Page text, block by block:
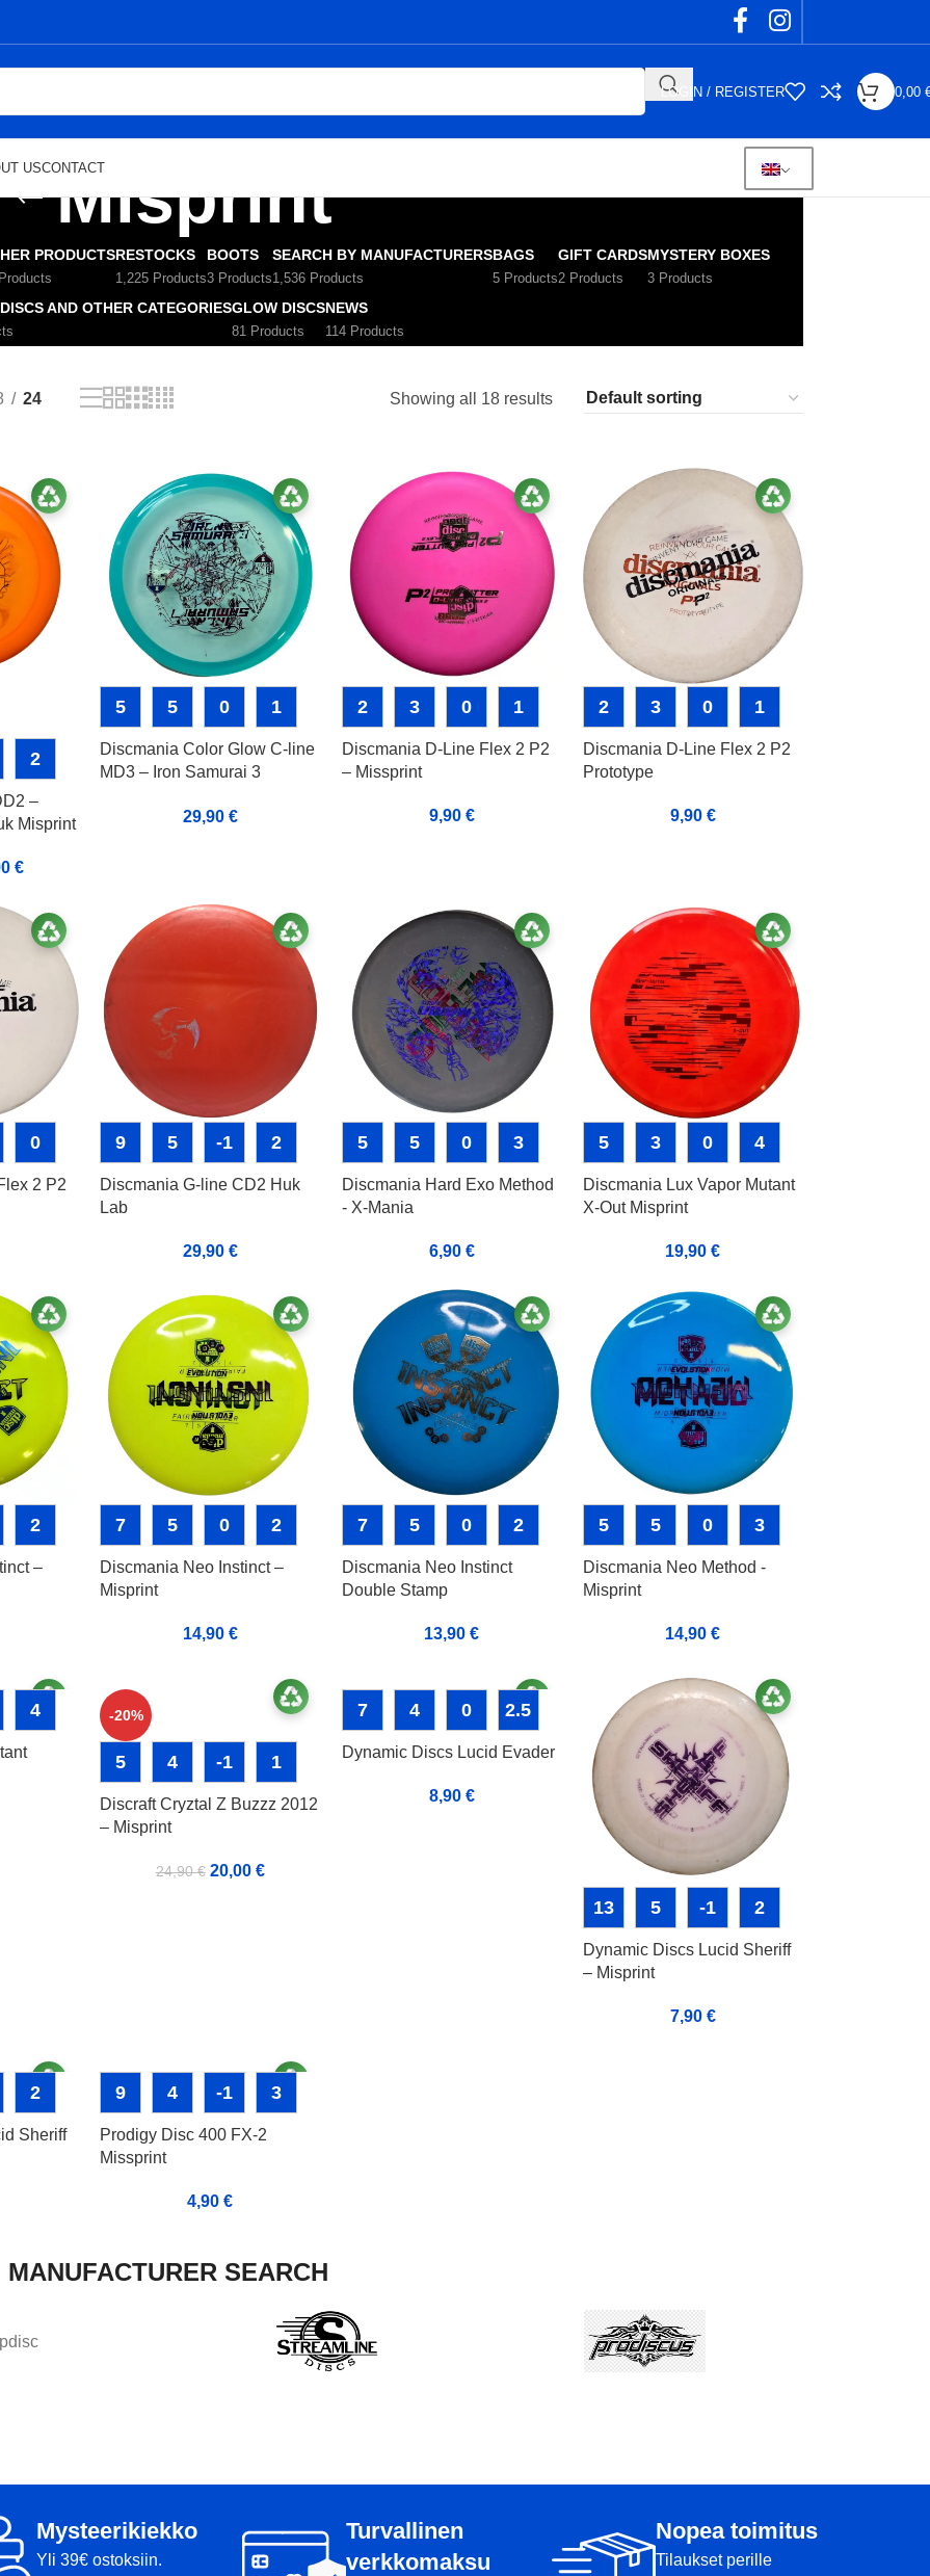
LOGIN / REGISTER 0,00
USCONTACT
Misprint
PRODUCTSRESTOCKS
1,225 Products
BOOTS
3 Products
SEARCH BY MANUFACTURERS
1,536 Products
BAGS
5 Products
GIFT CARDS
2 Products
MYSTERY BOXES
3 Products
AND OTHER CATEGORIESGLOW DISCS
81 Products
NEWS
114 Products
24 Showing all 18 results
2
–
Misprint
€
5 5 0 1
Discmania Color Glow C-line
MD3 – Iron Samurai 3
29,90 €
2 3 0 1
Discmania D-Line Flex 2 P2
– Missprint
9,90 €
2 3 0 1
Discmania D-Line Flex 2 P2
Prototype
9,90 €
0
2 P2
9 5 -1 2
Discmania G-line CD2 Huk
Lab
29,90 €
5 5 0 3
Discmania Hard Exo Method
- X-Mania
6,90 €
5 3 0 4
Discmania Lux Vapor Mutant
X-Out Misprint
19,90€
2
–
7 5 0 2
Discmania Neo Instinct –
Misprint
14,90 €
7 5 0 2
Discmania Neo Instinct
Double Stamp
13,90€
5 5 0 3
Discmania Neo Method -
Misprint
14,90€
4 -20%
5 4 -1 1
Discraft Cryztal Z Buzzz 2012
– Misprint
24,90€ 20,00 €
7 4 0 2.5
Dynamic Discs Lucid Evader
8,90 €
13 5 -1 2
Dynamic Discs Lucid Sheriff
– Misprint
7,90 €
2
Sheriff
9 4 -1 3
Prodigy Disc 400 FX-2
Missprint
4,90€
MANUFACTURER SEARCH
Mysteerikiekko
Yli 39€ ostoksiin.
Turvallinen
verkkomaksu
Nopea toimitus
Tilaukset perille